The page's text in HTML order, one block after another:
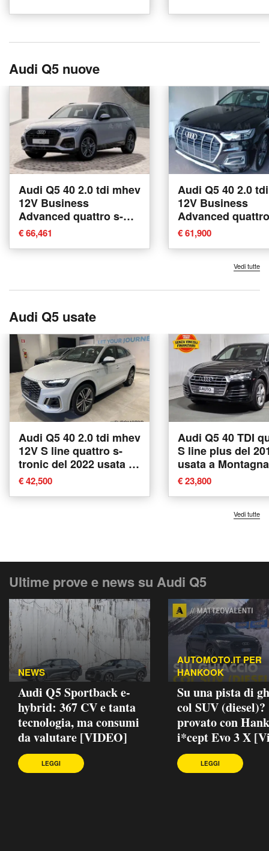
Audi Q5 nuove
Audi Q5 40 2.0 tdi mhev
12V Business
Advanced quattro s-
tronic nuova a Padova
€ 66,461
Audi Q5 40 2.0
12V Business
Advanced
tronic nuova a
€ 61,900
Vedi tutte
Audi Q5 usate
Audi Q5 40 2.0 tdi mhev
12V S line quattro s-
tronic del 2022 usata a
Modugno
€ 42,500
Audi Q5 40 TDI
S line plus del
usata a
Valtellina
€ 23,800
Vedi tutte
Ultime prove e news su Audi Q5
NEWS
Audi Q5 Sportback e-
hybrid: 367 CV e tanta
tecnologia, ma consumi
da valutare [VIDEO]
LEGGI
AUTOMOTO.IT PER
HANKOOK
Su una pista di
col SUV
provato con
i*cept Evo 3 X
LEGGI